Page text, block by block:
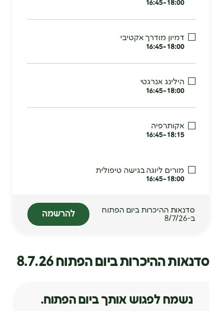
16:45-18:00
דמיון מודרך אקטיבי
16:45-18:00
הילינג אנרגטי
16:45-18:00
אקותרפיה
16:45-18:15
מורים ליוגה בגישה טיפולית
16:45-18:00
חכמת הדרך הנשית
16:45-18:00
אימון ואבחון ביוגרפי
16:45-18:00
תרפיית נשימה וריברסינג
סדנאות ההיכרות ביום הפתוח
ב-8/7/26
להרשמה
סדנאות ההיכרות ביום הפתוח 8.7.26
נשמח לפגוש אותך ביום הפתוח.